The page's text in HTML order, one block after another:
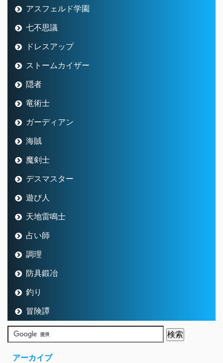
アスフェルド学園
七不思議
ドレスアップ
ストームカイザー
隠者
竜術士
ガーディアン
海賊
魔剣士
デスマスター
遊び人
天地雷鳴士
占い師
調理
防具鍛冶
釣り
冒険譚
アーカイブ